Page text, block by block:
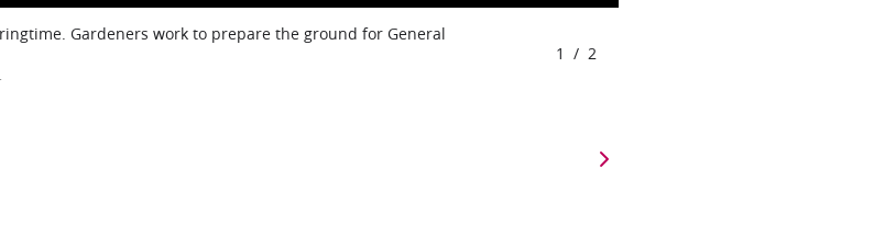
Gardeners work to prepare the ground for General
1 / 2